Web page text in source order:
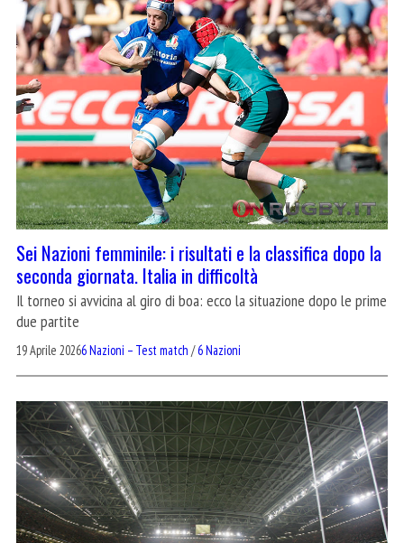
Sei Nazioni femminile: i risultati e la classifica dopo la
seconda giornata. Italia in difficoltà
Il torneo si avvicina al giro di boa: ecco la situazione dopo le prime
due partite
19 Aprile 20266 Nazioni – Test match /6 Nazioni